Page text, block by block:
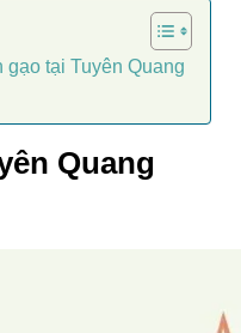
gạo tại Tuyên Quang
Quang